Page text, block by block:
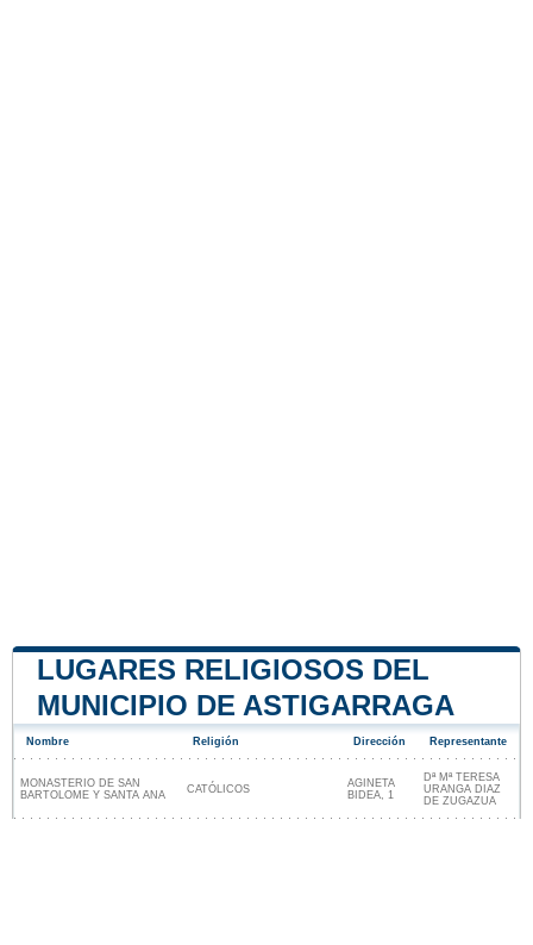
LUGARES RELIGIOSOS DEL
MUNICIPIO DE ASTIGARRAGA
Nombre Religión Dirección Representante
MONASTERIO DE SAN
BARTOLOME Y SANTA ANA
CATÓLICOS
AGINETA
BIDEA, 1
Dª Mª TERESA
URANGA DIAZ
DE ZUGAZUA